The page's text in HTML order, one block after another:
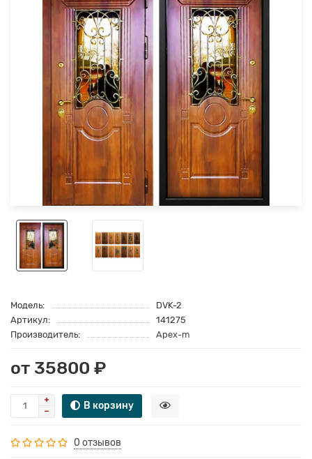
Модель:
DVK-2
Артикул:
141275
Производитель:
Apex-m
от 35800 ₽
В корзину
0 отзывов